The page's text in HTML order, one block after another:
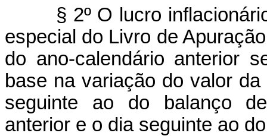
§ 2º O lucro inflacionário
especial do Livro de
do ano-calendário anterior
base na variação do valor
seguinte ao do balanço
anterior e o dia seguinte ao